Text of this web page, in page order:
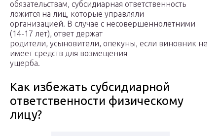
обязательствам, субсидиарная ответственность
ложится на лиц, которые управляли
организацией. В случае с несовершеннолетними
(14-17 лет), ответ держат
родители, усыновители, опекуны, если виновник не
имеет средств для возмещения
ущерба.
Как избежать субсидиарной
ответственности физическому
лицу?